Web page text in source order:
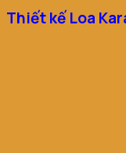
Thiết kế Loa